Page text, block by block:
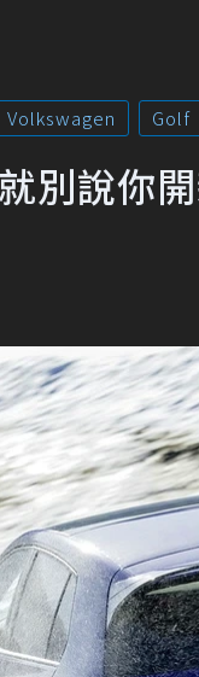
Volkswagen Golf
別說你